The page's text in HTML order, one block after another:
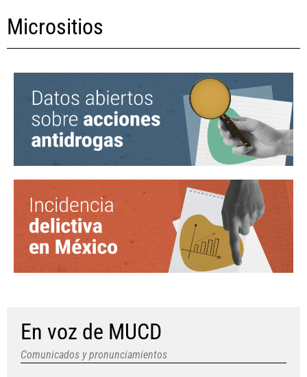
Micrositios
En voz de MUCD
Comunicados y pronunciamientos